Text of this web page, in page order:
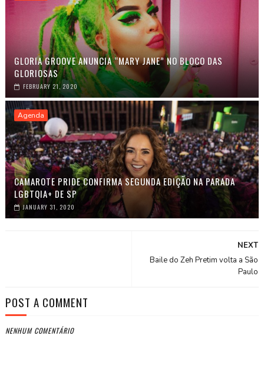
GLORIA GROOVE ANUNCIA “MARY JANE” NO BLOCO DAS
GLORIOSAS
FEBRUARY 21, 2020
Agenda
CAMAROTE PRIDE CONFIRMA SEGUNDA EDIÇÃO NA PARADA
LGBTQIA+ DE SP
JANUARY 31, 2020
NEXT
Baile do Zeh Pretim volta a São
Paulo
POST A COMMENT
NENHUM COMENTÁRIO